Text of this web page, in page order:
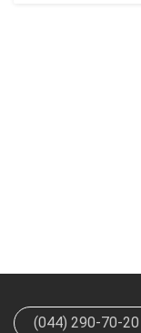
(044) 290-70-20